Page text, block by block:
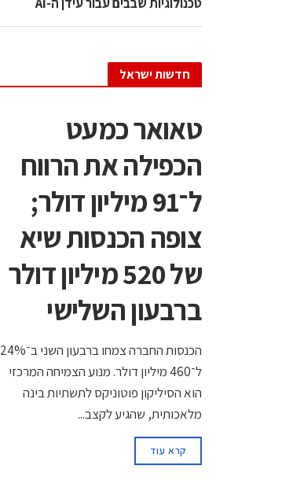
חדשות ישראל
טאואר כמעט
הכפילה את הרווח
ל־91 מיליון דולר;
צופה הכנסות שיא
של 520 מיליון דולר
ברבעון השלישי
הכנסות החברה צמחו ברבעון השני ב־24%
ל־460 מיליון דולר. מנוע הצמיחה המרכזי
הוא הסיליקון פוטוניקס לתשתיות בינה
מלאכותית, שהגיע לקצב...
קרא עוד